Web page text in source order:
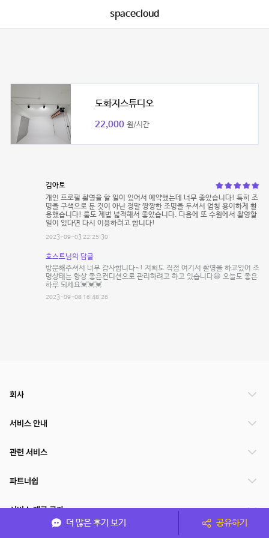
spacecloud
도화지스튜디오
22,000 원/시간
김아토
개인 프로필 촬영을 할 일이 있어서 예약했는데 너무 좋았습니다! 특히 조
명을 구색으로 둔 것이 아닌 정말 짱짱한 조명을 두셔서 엄청 용이하게 활
용했습니다! 룸도 제법 넓적해서 좋았습니다. 다음에 또 수원에서 촬영할
일이 있다면 다시 이용하려고 합니다!
2023-09-03 22:25:30
호스트님의 답글
방문해주셔서 너무 감사합니다~! 저희도 직접 여기서 촬영을 하고있어 조
명상태는 항상 좋은컨디션으로 관리하려고 하고 있습니다😃 오늘도 좋은
하루 되세요💓💓💓
2023-09-08 16:48:26
더 많은 후기 보기 공유하기
회사
서비스 안내
관련 서비스
파트너쉽
서비스 제공 국가